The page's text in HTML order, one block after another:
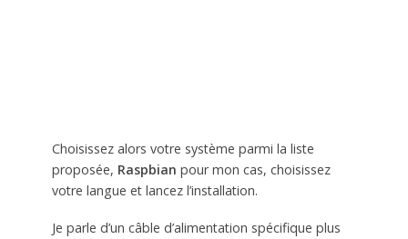
Choisissez alors votre système parmi la liste
proposée, Raspbian pour mon cas, choisissez
votre langue et lancez l’installation.
Je parle d’un câble d’alimentation spécifique plus